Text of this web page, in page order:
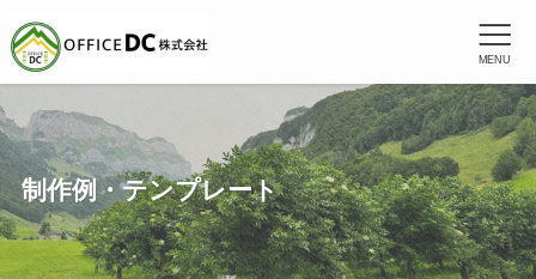
MENU
制作例・テンプレート